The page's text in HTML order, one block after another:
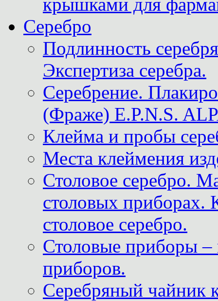
Серебро
Подлинность
Экспертиза серебра.
Серебрение.
(Фраже) E.P.N.S.
Клейма и пробы
Места клеймения
Столовое серебро.
столовых приборах.
столовое серебро.
Столовые приборы –
приборов.
Серебряный чайник